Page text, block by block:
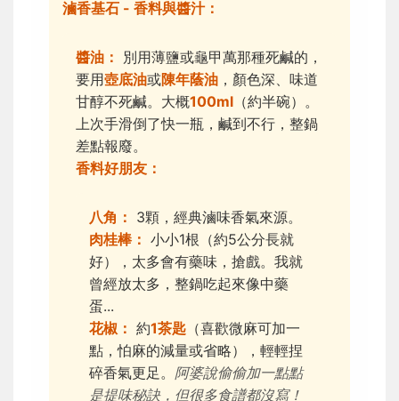
滷香基石 - 香料與醬汁：
醬油：
別用薄鹽或龜甲萬那種死鹹的，
要用壺底油或陳年蔭油 ，顏色深、味道
甘醇不死鹹。大概100ml （約半碗）。
上次手滑倒了快一瓶，鹹到不行，整鍋
差點報廢。
香料好朋友：
八角： 3顆，經典滷味香氣來源。
肉桂棒： 小小1根（約5公分長就
好），太多會有藥味，搶戲。我就
曾經放太多，整鍋吃起來像中藥
蛋...
花椒： 約1茶匙 （喜歡微麻可加一
點，怕麻的減量或省略），輕輕捏
碎香氣更足。 阿婆說偷偷加一點點
是提味秘訣，但很多食譜都沒寫！